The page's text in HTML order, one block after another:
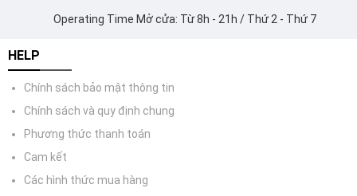
Operating Time Mở cửa: Từ 8h - 21h / Thứ 2 - Thứ 7
HELP
Chính sách bảo mật thông tin
Chính sách và quy định chung
Phương thức thanh toán
Cam kết
Các hình thức mua hàng